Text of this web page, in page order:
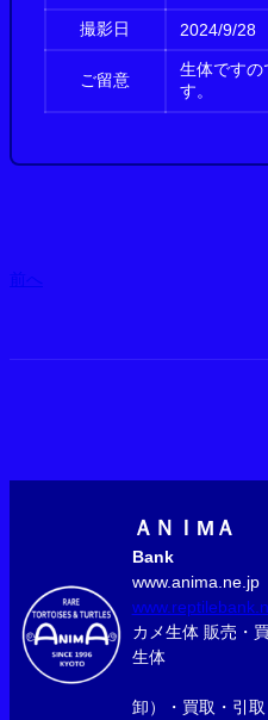
撮影日 2024/9/28
ご留意
生体ですの
す。
前へ
ＡＮＩМＡ
Bank
カメ生体 販売
生体
販売
卸）・買取・